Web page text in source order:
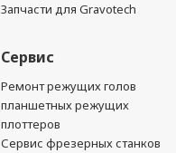
Запчасти для Gravotech
Сервис
Ремонт режущих голов
планшетных режущих
плоттеров
Сервис фрезерных станков